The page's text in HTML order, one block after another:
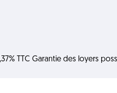
TTC Garantie des loyers